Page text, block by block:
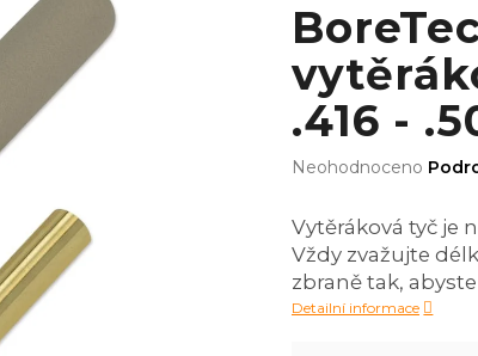
.416 -
Průměrné
je
0,0
z
5
Neohodnoceno
Vytěráková tyč je
Vždy zvažujte
zbraně tak,
Detailní informace